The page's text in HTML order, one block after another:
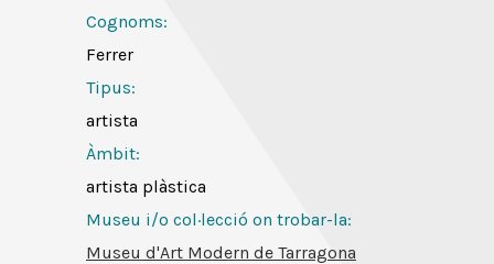
Cognoms:
Ferrer
Tipus:
artista
Àmbit:
artista plàstica
Museu i/o col·lecció on trobar-la:
Museu d'Art Modern de Tarragona